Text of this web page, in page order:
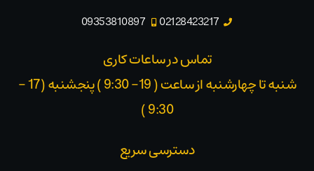
02128423217
09353810897
تماس در ساعات کاری
شنبه تا چهارشنبه از ساعت ( 19- 9:30 ) پنجشنبه (17 -
9:30 )​
دسترسی سریع